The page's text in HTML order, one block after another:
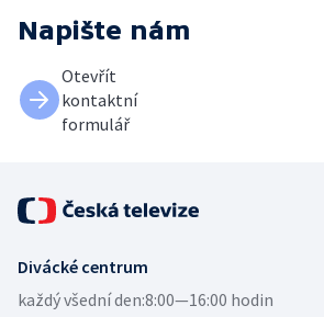
Napište nám
Otevřít
kontaktní
formulář
Divácké centrum
každý všední den:8:00—16:00 hodin